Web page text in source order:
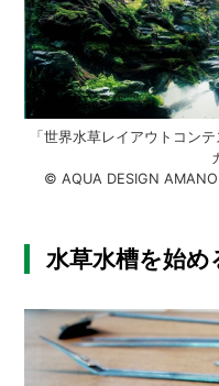
「世界水草レイアウトコ
© AQUA DESIGN AMANO
水草水槽を始